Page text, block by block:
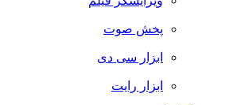
پخش صوت
ابزار سی دی
ابزار رایت